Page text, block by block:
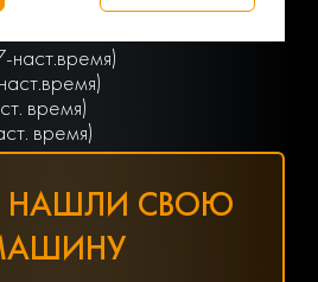
время)
время)
НАШЛИ СВОЮ